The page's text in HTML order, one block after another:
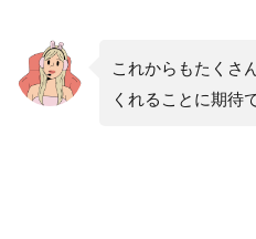
これからもたくさ
くれることに期待